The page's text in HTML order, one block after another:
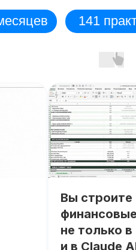
Вы строите
не только
и в Claude